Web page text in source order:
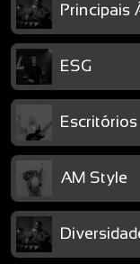
Principais
ESG
Escritórios
AM Style